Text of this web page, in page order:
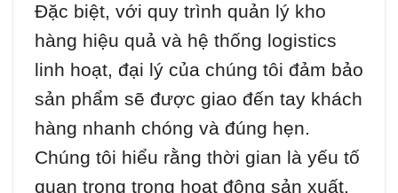
Đặc biệt, với quy trình quản lý kho
hàng hiệu quả và hệ thống logistics
linh hoạt, đại lý của chúng tôi đảm bảo
sản phẩm sẽ được giao đến tay khách
hàng nhanh chóng và đúng hẹn.
Chúng tôi hiểu rằng thời gian là yếu tố
quan trọng trong hoạt động sản xuất,